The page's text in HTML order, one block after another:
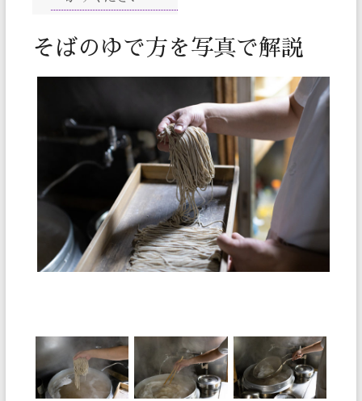
そばのゆで方を写真で解説